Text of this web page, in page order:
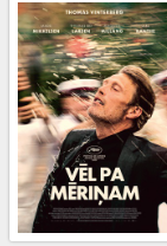
Ziņas
Dāvanu
kartes
Uzkodas